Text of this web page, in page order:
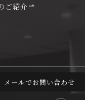
ご紹介
メールでお問い合わせ